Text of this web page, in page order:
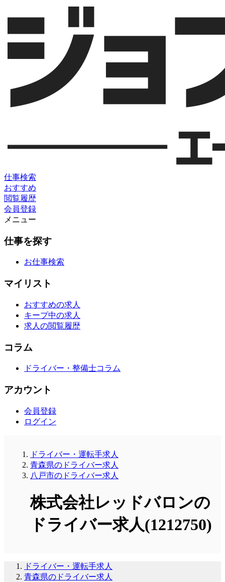
仕事検索
おすすめ
閲覧履歴
会員登録
メニュー
仕事を探す
お仕事検索
マイリスト
おすすめの求人
キープ中の求人
求人の閲覧履歴
コラム
ドライバー・整備士コラム
アカウント
会員登録
ログイン
ドライバー・運転手求人
青森県のドライバー求人
八戸市のドライバー求人
株式会社レッドバロンの
ドライバー求人(1212750)
ドライバー・運転手求人
青森県のドライバー求人